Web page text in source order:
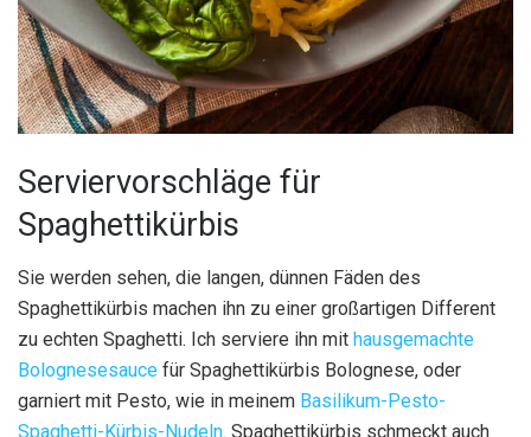
Serviervorschläge für
Spaghettikürbis
Sie werden sehen, die langen, dünnen Fäden des
Spaghettikürbis machen ihn zu einer großartigen Different
zu echten Spaghetti. Ich serviere ihn mit hausgemachte
Bolognesesauce für Spaghettikürbis Bolognese, oder
garniert mit Pesto, wie in meinem Basilikum-Pesto-
Spaghetti-Kürbis-Nudeln. Spaghettikürbis schmeckt auch